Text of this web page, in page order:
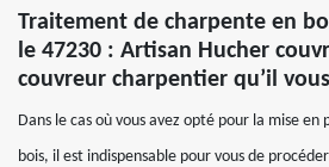
Traitement de charpente en
le 47230 : Artisan Hucher
couvreur charpentier qu’il
Dans le cas où vous avez opté pour la mise en
bois, il est indispensable pour vous de